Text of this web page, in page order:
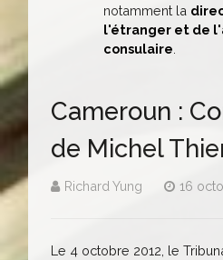
notamment la
l'étranger et de
consulaire
Cameroun :
de Michel
Richard Yung 16
Le 4 octobre 2012, le